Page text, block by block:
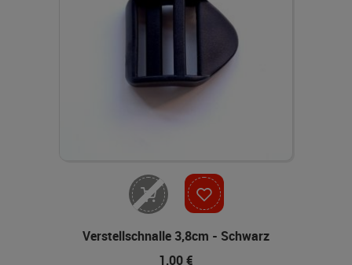
Verstellschnalle 3,8cm - Schwarz
1,00 €